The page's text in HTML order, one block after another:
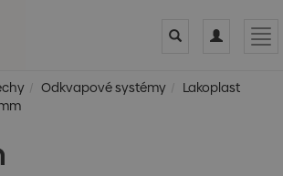
Toggle
Toggle
Odkvapové systémy
Lakoplast